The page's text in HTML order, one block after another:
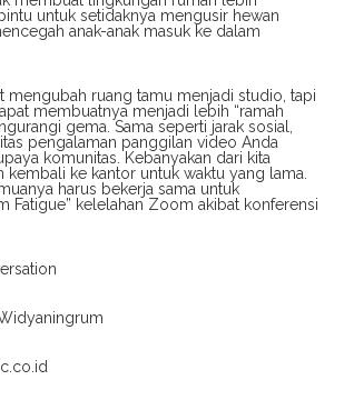
untuk setidaknya mengusir hewan
anak-anak masuk ke dalam
mengubah ruang tamu menjadi studio, tapi
membuatnya menjadi lebih “ramah
gema. Sama seperti jarak sosial,
pengalaman panggilan video Anda
komunitas. Kebanyakan dari kita
kembali ke kantor untuk waktu yang lama.
harus bekerja sama untuk
Fatigue” kelelahan Zoom akibat konferensi